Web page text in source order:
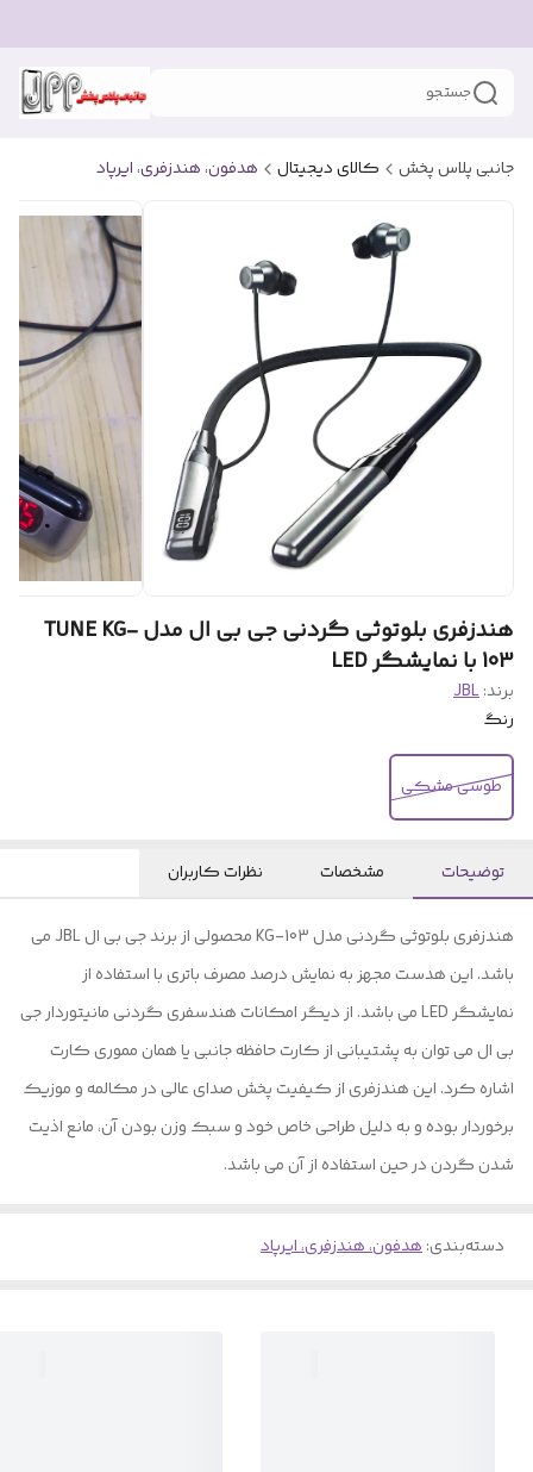
جستجو
جانبی پلاس پخش کالای دیجیتال هدفون، هندزفری، ایرپاد
هندزفری بلوتوثی گردنی جی بی ال مدل TUNE KG-
103 با نمایشگر LED
برند:JBL
رنگ
طوسی مشکی
توضیحات مشخصات نظرات کاربران
هندزفری بلوتوثی گردنی مدل KG-103 محصولی از برند جی بی ال JBL می
باشد. این هدست مجهز به نمایش درصد مصرف باتری با استفاده از
نمایشگر LED می باشد. از دیگر امکانات هندسفری گردنی مانیتوردار جی
بی ال می توان به پشتیبانی از کارت حافظه جانبی یا همان مموری کارت
اشاره کرد. این هندزفری از کیفیت پخش صدای عالی در مکالمه و موزیک
برخوردار بوده و به دلیل طراحی خاص خود و سبک وزن بودن آن، مانع اذیت
شدن گردن در حین استفاده از آن می باشد.
دسته‌بندی:هدفون، هندزفری، ایرپاد